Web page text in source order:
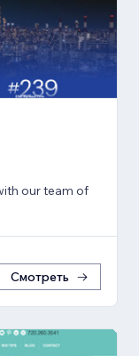
our team of
Смотреть